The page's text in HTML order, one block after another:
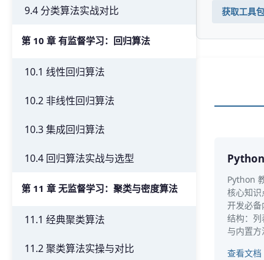
9.4 分类算法实战对比
第 10 章 有监督学习：回归算法
10.1 线性回归算法
10.2 非线性回归算法
10.3 集成回归算法
10.4 回归算法实战与选型
第 11 章 无监督学习：聚类与密度算法
11.1 经典聚类算法
11.2 聚类算法实操与对比
获取工具包
Python
核心知识
开发必
结构：
与内置方
查看文档